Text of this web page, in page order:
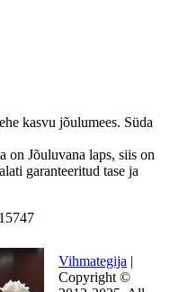
kasvu jõulumees. Süda
on Jõuluvana laps, siis on
garanteeritud tase ja
Vihmategija |
Copyright ©